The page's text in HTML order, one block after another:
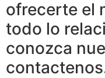
ofrecerte el
todo lo
conozca